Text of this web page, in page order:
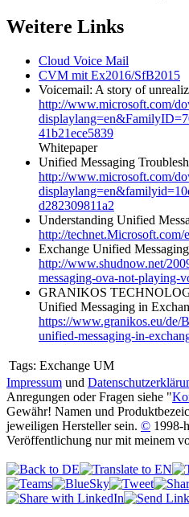
Weitere Links
Cloud Voice Mail
CVM mit Ex2016/SfB2015
Voicemail: A story of
http://www.microsoft.com/
41b21ece5839
Whitepaper
Unified Messaging
http://www.microsoft.com/
d282309811a2
Understanding Unified
http://
Exchange Unified
http://www.shudnow.net/
messaging-ova-not-playing-
GRANIKOS
Unified Messaging in
https://www.granikos.eu/de/
unified-messaging-in-
Tags: Exchange UM
Impressum und
Anregungen oder Fragen siehe "
Gewähr! Namen und
jeweiligen Hersteller sein. © 1998-
Veröffentlichung nur mit meinem